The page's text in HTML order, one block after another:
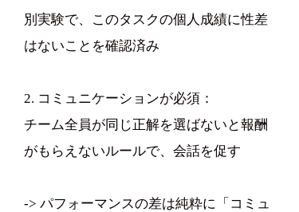
別実験で、このタスクの個人成績に性差
はないことを確認済み
2. コミュニケーションが必須：
チーム全員が同じ正解を選ばないと報酬
がもらえないルールで、会話を促す
-> パフォーマンスの差は純粋に「コミュ